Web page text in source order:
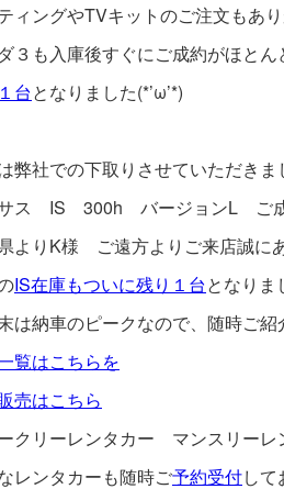
ィングやTVキットのご注文もあ
３も入庫後すぐにご成約がほとん
台となりました(*’ω’*)
弊社での下取りさせていただきま
ス IS 300h バージョンL ご成
よりK様 ご遠方よりご来店誠に
IS在庫もついに残り１台となり
は納車のピークなので、随時ご
覧はこちらを
売はこちら
クリーレンタカー マンスリーレ
レンタカーも随時ご予約受付し